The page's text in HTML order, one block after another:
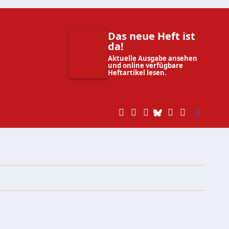
Das neue Heft ist
da!
Aktuelle Ausgabe ansehen
und online verfügbare
Heftartikel lesen.